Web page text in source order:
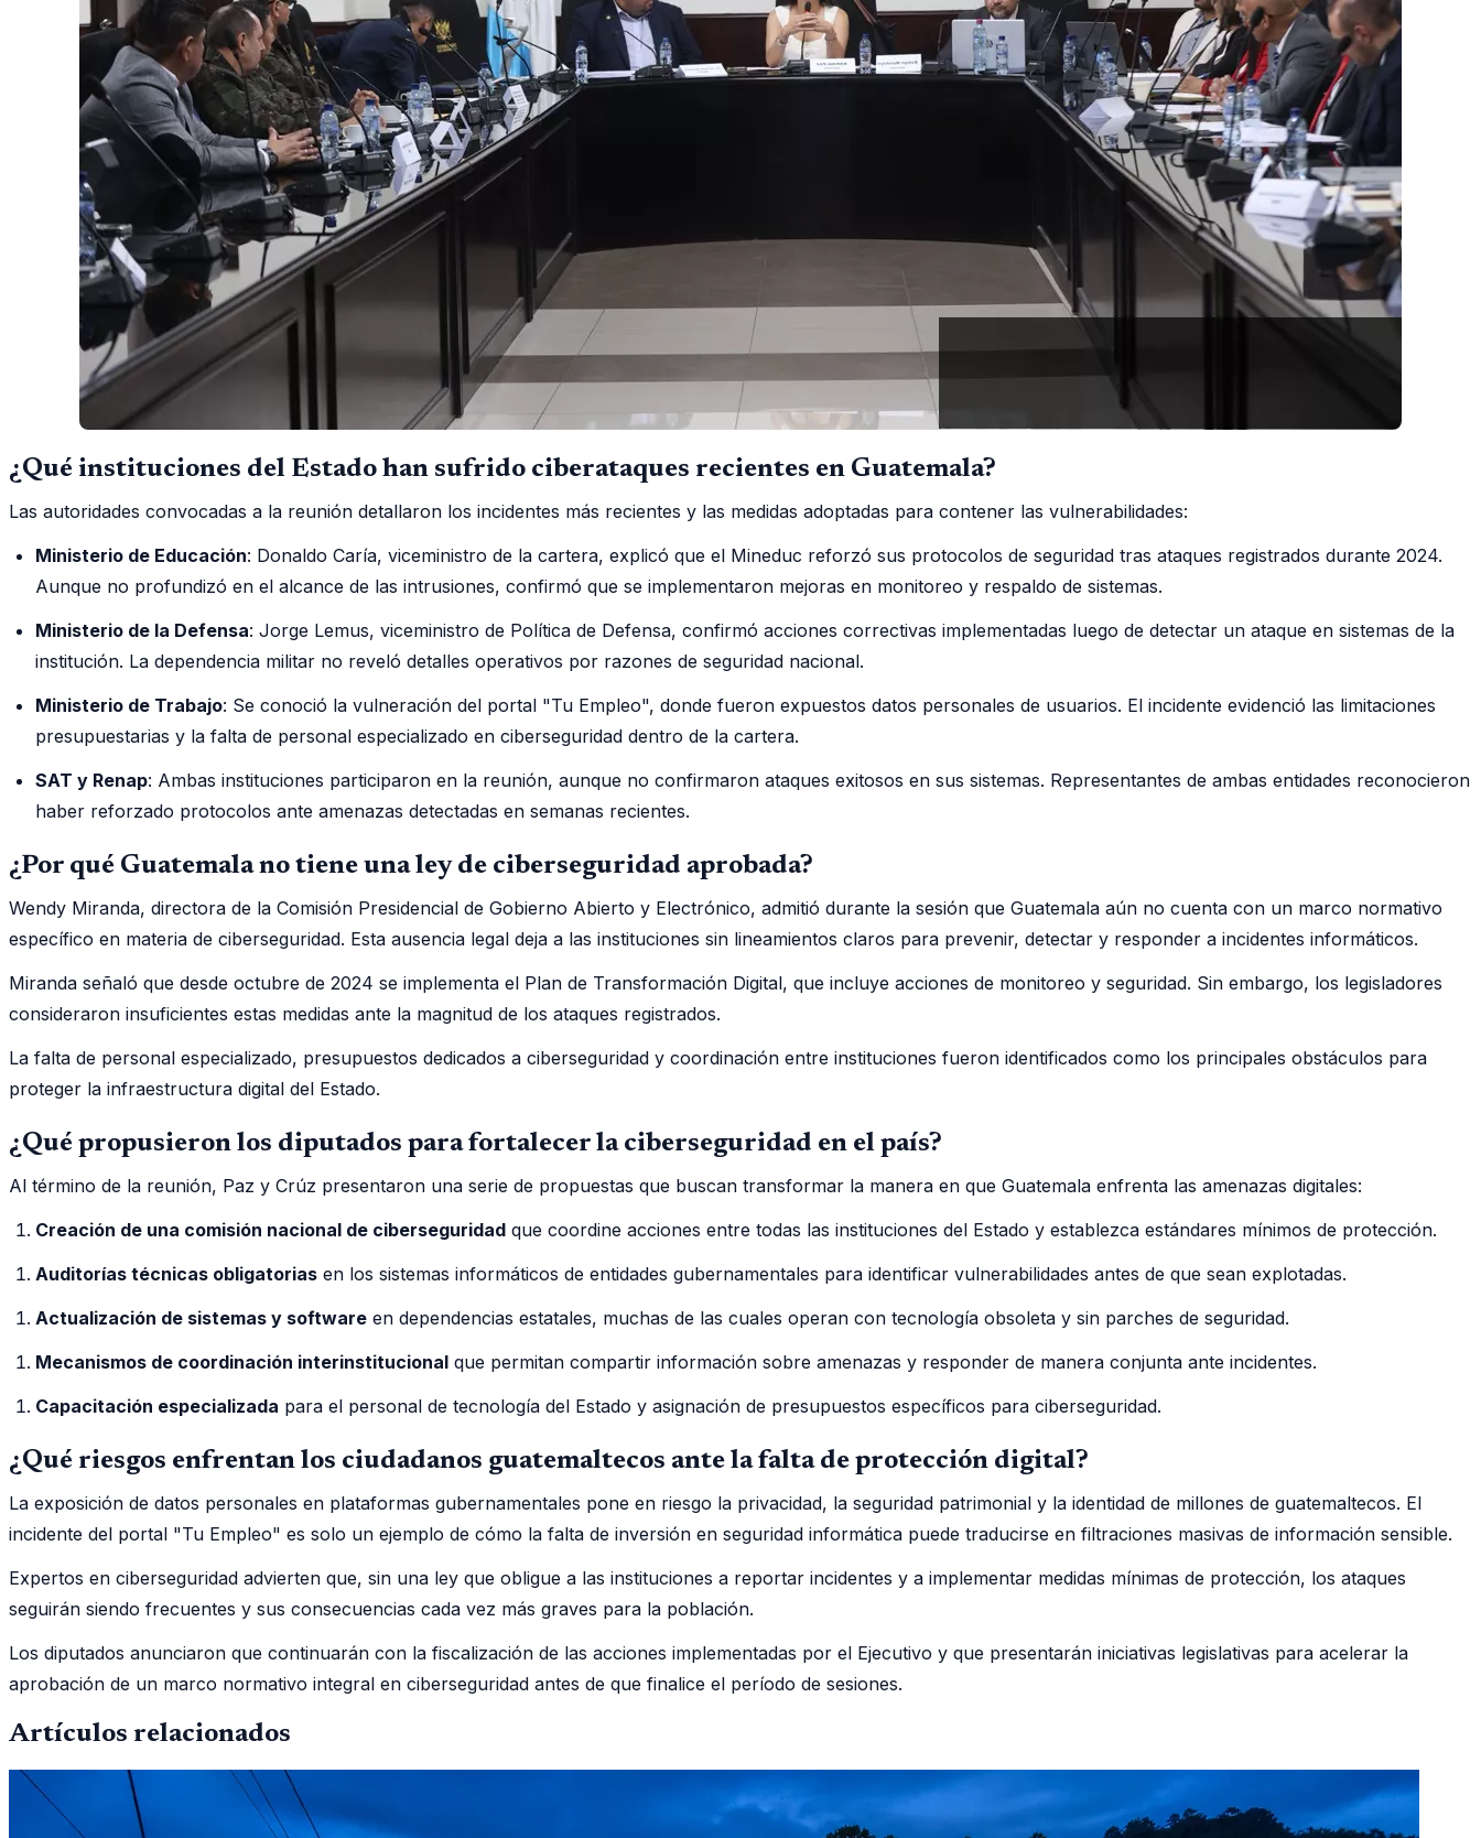
¿Qué instituciones del Estado han sufrido ciberataques recientes en Guatemala?
Las autoridades convocadas a la reunión detallaron los incidentes más recientes y las medidas adoptadas para contener las vulnerabilidades:
Ministerio de Educación: Donaldo Caría, viceministro de la cartera, explicó que el Mineduc reforzó sus protocolos de seguridad tras ataques registrados durante 2024.
Aunque no profundizó en el alcance de las intrusiones, confirmó que se implementaron mejoras en monitoreo y respaldo de sistemas.
Ministerio de la Defensa: Jorge Lemus, viceministro de Política de Defensa, confirmó acciones correctivas implementadas luego de detectar un ataque en sistemas de la
institución. La dependencia militar no reveló detalles operativos por razones de seguridad nacional.
Ministerio de Trabajo: Se conoció la vulneración del portal "Tu Empleo", donde fueron expuestos datos personales de usuarios. El incidente evidenció las limitaciones
presupuestarias y la falta de personal especializado en ciberseguridad dentro de la cartera.
SAT y Renap: Ambas instituciones participaron en la reunión, aunque no confirmaron ataques exitosos en sus sistemas. Representantes de ambas entidades reconocieron
haber reforzado protocolos ante amenazas detectadas en semanas recientes.
¿Por qué Guatemala no tiene una ley de ciberseguridad aprobada?
Wendy Miranda, directora de la Comisión Presidencial de Gobierno Abierto y Electrónico, admitió durante la sesión que Guatemala aún no cuenta con un marco normativo
específico en materia de ciberseguridad. Esta ausencia legal deja a las instituciones sin lineamientos claros para prevenir, detectar y responder a incidentes informáticos.
Miranda señaló que desde octubre de 2024 se implementa el Plan de Transformación Digital, que incluye acciones de monitoreo y seguridad. Sin embargo, los legisladores
consideraron insuficientes estas medidas ante la magnitud de los ataques registrados.
La falta de personal especializado, presupuestos dedicados a ciberseguridad y coordinación entre instituciones fueron identificados como los principales obstáculos para
proteger la infraestructura digital del Estado.
¿Qué propusieron los diputados para fortalecer la ciberseguridad en el país?
Al término de la reunión, Paz y Crúz presentaron una serie de propuestas que buscan transformar la manera en que Guatemala enfrenta las amenazas digitales:
Creación de una comisión nacional de ciberseguridad que coordine acciones entre todas las instituciones del Estado y establezca estándares mínimos de protección.
Auditorías técnicas obligatorias en los sistemas informáticos de entidades gubernamentales para identificar vulnerabilidades antes de que sean explotadas.
Actualización de sistemas y software en dependencias estatales, muchas de las cuales operan con tecnología obsoleta y sin parches de seguridad.
Mecanismos de coordinación interinstitucional que permitan compartir información sobre amenazas y responder de manera conjunta ante incidentes.
Capacitación especializada para el personal de tecnología del Estado y asignación de presupuestos específicos para ciberseguridad.
¿Qué riesgos enfrentan los ciudadanos guatemaltecos ante la falta de protección digital?
La exposición de datos personales en plataformas gubernamentales pone en riesgo la privacidad, la seguridad patrimonial y la identidad de millones de guatemaltecos. El
incidente del portal "Tu Empleo" es solo un ejemplo de cómo la falta de inversión en seguridad informática puede traducirse en filtraciones masivas de información sensible.
Expertos en ciberseguridad advierten que, sin una ley que obligue a las instituciones a reportar incidentes y a implementar medidas mínimas de protección, los ataques
seguirán siendo frecuentes y sus consecuencias cada vez más graves para la población.
Los diputados anunciaron que continuarán con la fiscalización de las acciones implementadas por el Ejecutivo y que presentarán iniciativas legislativas para acelerar la
aprobación de un marco normativo integral en ciberseguridad antes de que finalice el período de sesiones.
Artículos relacionados